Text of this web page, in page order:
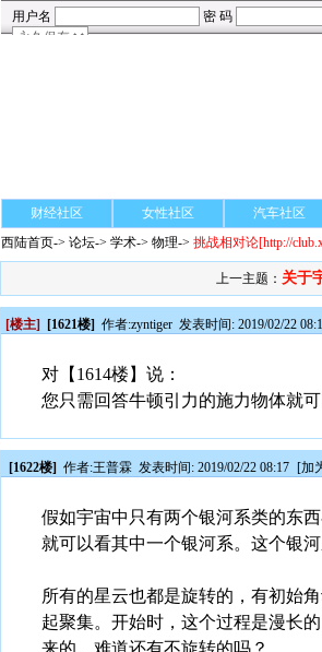
财经社区 女性社区 汽车社区
西陆首页-> 论坛-> 学术-> 物理-> 挑战相对论[http://
上一主题： 关于
[楼主] [1621楼] 作者:zyntiger 发表时间: 2019/02/22
对【1614楼】说：
您只需回答牛顿引力的施力物体就
[1622楼] 作者:王普霖 发表时间: 2019/02/22 08:17 [加
假如宇宙中只有两个银河系类的东
就可以看其中一个银河系。这个银
所有的星云也都是旋转的，有初始
起聚集。开始时，这个过程是漫长
来的。难道还有不旋转的吗？